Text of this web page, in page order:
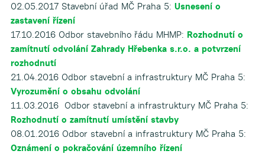
02.05.2017 Stavební úřad MČ Praha 5: Usnesení o
zastavení řízení
17.10.2016 Odbor stavebního řádu MHMP: Rozhodnutí o
zamítnutí odvolání Zahrady Hřebenka s.r.o. a potvrzení
rozhodnutí
21.04.2016 Odbor stavební a infrastruktury MČ Praha 5:
Vyrozumění o obsahu odvolání
11.03.2016 Odbor stavební a infrastruktury MČ Praha 5:
Rozhodnutí o zamítnutí umístění stavby
08.01.2016 Odbor stavební a infrastruktury MČ Praha 5:
Oznámení o pokračování územního řízení